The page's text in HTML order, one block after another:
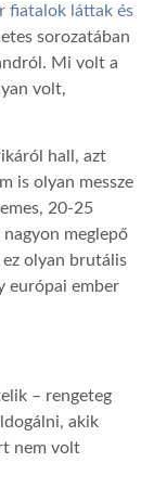
fiatalok láttak és
sorozatában
Mi volt a
volt,
hall, azt
is olyan messze
20-25
meglepő
ez olyan brutális
európai ember
– rengeteg
akik
nem volt